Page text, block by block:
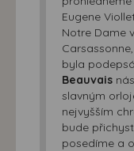
Eugene
Notre Dame
byla
Beauvais
slavným
nejvyšším
bude
posedíme a